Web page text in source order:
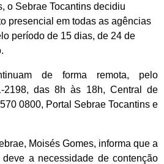
o Sebrae Tocantins decidiu
presencial em todas as agências
período de 15 dias, de 24 de
de forma remota, pelo
2198, das 8h às 18h, Central de
0800, Portal Sebrae Tocantins e
Moisés Gomes, informa que a
a necessidade de contenção